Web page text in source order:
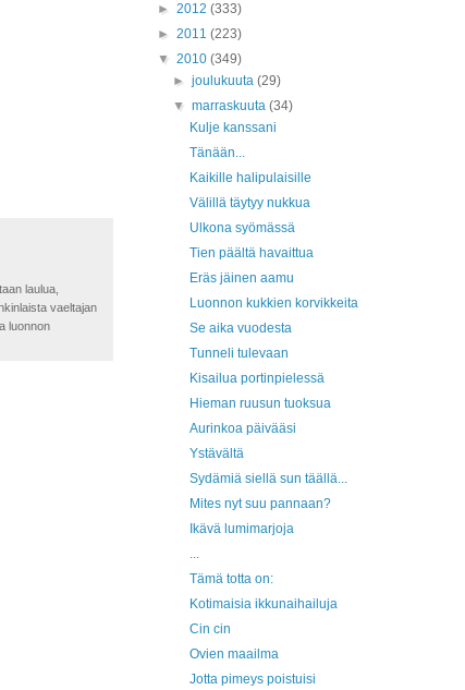
laulua,
vaeltajan
luonnon
► 2012 (333)
► 2011 (223)
▼ 2010 (349)
►joulukuuta(29)
▼marraskuuta(34)
Kulje kanssani
Tänään...
Kaikille halipulaisille
Välillä täytyy nukkua
Ulkona syömässä
Tien päältä havaittua
Eräs jäinen aamu
Luonnon kukkien korvikkeita
Se aika vuodesta
Tunneli tulevaan
Kisailua portinpielessä
Hieman ruusun tuoksua
Aurinkoa päivääsi
Ystävältä
Sydämiä siellä sun täällä...
Mites nyt suu pannaan?
Ikävä lumimarjoja
...
Tämä totta on:
Kotimaisia ikkunaihailuja
Cin cin
Ovien maailma
Jotta pimeys poistuisi